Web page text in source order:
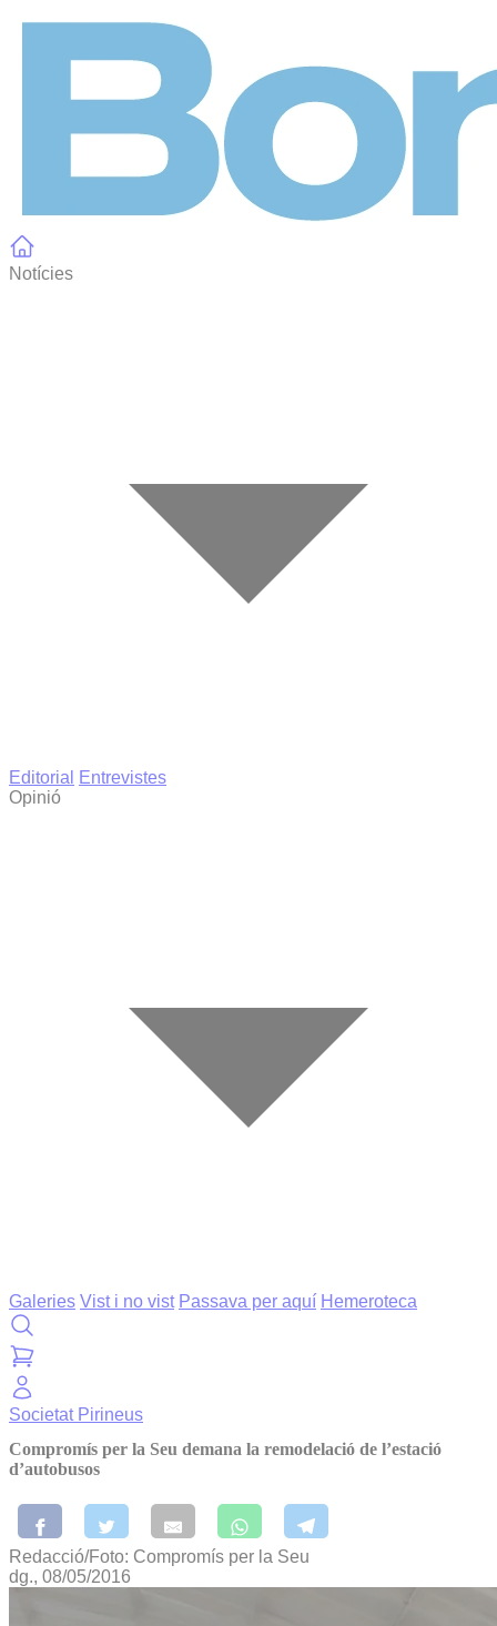
Notícies
Editorial
Entrevistes
Opinió
Galeries Vist i no vist Passava per aquí Hemeroteca
Societat Pirineus
Compromís per la Seu demana la remodelació de l’estació
d’autobusos
Redacció/Foto: Compromís per la Seu
dg., 08/05/2016